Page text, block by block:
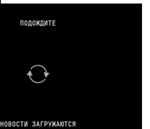
ПОДОЖДИТЕ
НОВОСТИ ЗАГРУЖАЮТСЯ